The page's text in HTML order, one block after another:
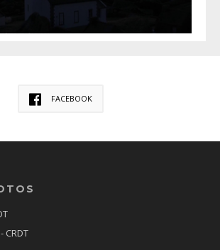
FACEBOOK
CRDT